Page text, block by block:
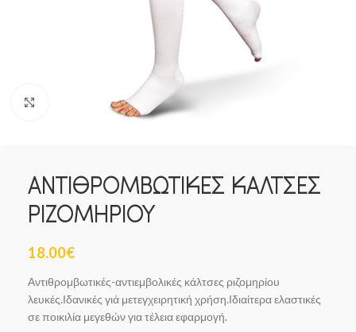
Click to enlarge
ΑΝΤΙΘΡΟΜΒΩΤΙΚΕΣ ΚΑΛΤΣΕΣ
ΡΙΖΟΜΗΡΙΟΥ
18.00€
Αντιθρομβωτικές-αντιεμβολικές κάλτσες ριζομηρίου
λευκές.Ιδανικές γιά μετεγχειρητική χρήση.Ιδιαίτερα ελαστικές
σε ποικιλία μεγεθών για τέλεια εφαρμογή.